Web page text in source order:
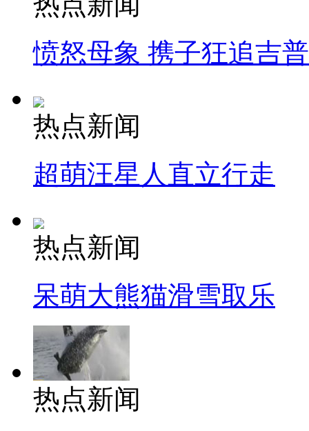
愤怒母象 携子狂追吉
热点新闻
超萌汪星人直立行走
热点新闻
呆萌大熊猫滑雪取乐
热点新闻